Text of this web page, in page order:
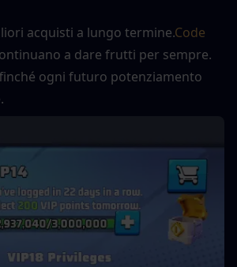
acquisti a lungo termine.Code
a dare frutti per sempre.
ogni futuro potenziamento